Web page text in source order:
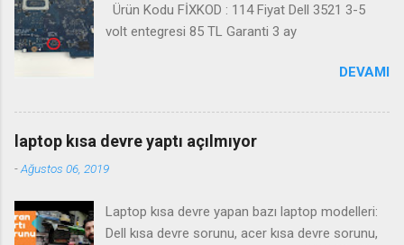
Ürün Kodu FİXKOD : 114 Fiyat Dell 3521 3-5
volt entegresi 85 TL Garanti 3 ay
DEVAMI
laptop kısa devre yaptı açılmıyor
-Ağustos 06, 2019
Laptop kısa devre yapan bazı laptop modelleri:
Dell kısa devre sorunu, acer kısa devre sorunu,